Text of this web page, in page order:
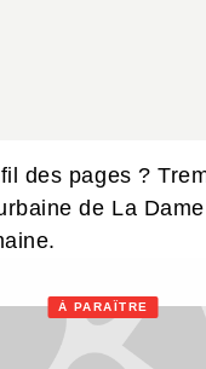
des pages ?
de La
À PARAÎTRE